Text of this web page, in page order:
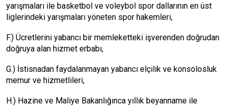
yarışmaları ile basketbol ve voleybol spor dallarının en üst
liglerindeki yarışmaları yöneten spor hakemleri,
F.) Ücretlerini yabancı bir memleketteki işverenden doğrudan
doğruya alan hizmet erbabı,
G.) İstisnadan faydalanmayan yabancı elçilik ve konsolosluk
memur ve hizmetlileri,
H.) Hazine ve Maliye Bakanlığınca yıllık beyanname ile